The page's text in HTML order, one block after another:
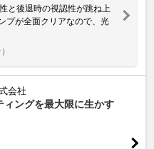
と後退時の視認性が跳ね上
プが全面クリアなので、光
会社
ィングを最大限に生かす